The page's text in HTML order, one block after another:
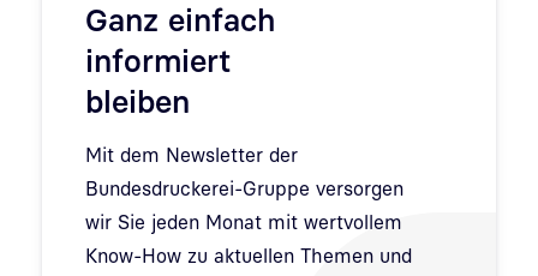
Ganz einfach
informiert
bleiben
Mit dem Newsletter der
Bundesdruckerei-Gruppe versorgen
wir Sie jeden Monat mit wertvollem
Know-How zu aktuellen Themen und